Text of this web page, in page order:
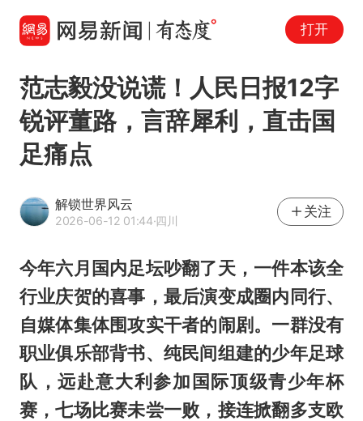
打开
范志毅没说谎！人民日报12字
锐评董路，言辞犀利，直击国
足痛点
解锁世界风云
2026-06-12 01:44·四川
关注
今年六月国内足坛吵翻了天，一件本该全
行业庆贺的喜事，最后演变成圈内同行、
自媒体集体围攻实干者的闹剧。一群没有
职业俱乐部背书、纯民间组建的少年足球
队，远赴意大利参加国际顶级青少年杯
赛，七场比赛未尝一败，接连掀翻多支欧